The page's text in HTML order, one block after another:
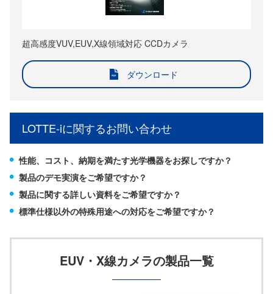
超高感度VUV,EUV,X線領域対応 CCDカメラ
ダウンロード
LOTTE-iに関するお問い合わせ
性能、コスト、納期を満たす光学機器をお探しですか？
製品のデモ実演をご希望ですか？
製品に関する詳しい資料をご希望ですか？
標準仕様以外の特殊用途への対応をご希望ですか？
EUV・X線カメラの製品一覧